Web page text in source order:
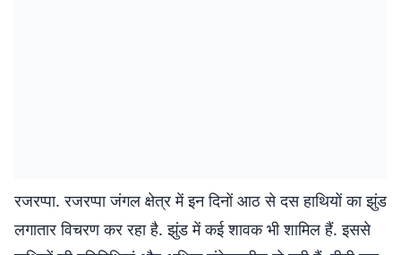
रजरप्पा. रजरप्पा जंगल क्षेत्र में इन दिनों आठ से दस हाथियों का झुंड
लगातार विचरण कर रहा है. झुंड में कई शावक भी शामिल हैं. इससे